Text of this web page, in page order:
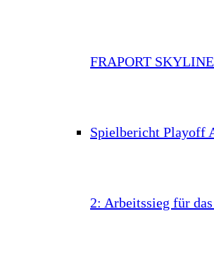
FRAPORT
Spielbericht Playoff
2: Arbeitssieg für